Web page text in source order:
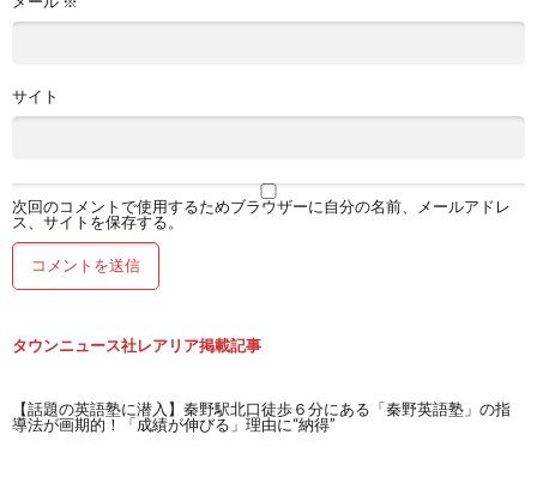
サイト
次回のコメントで使用するためブラウザーに自分の名前、メールアドレ
ス、サイトを保存する。
タウンニュース社レアリア掲載記事
【話題の英語塾に潜入】秦野駅北口徒歩６分にある「秦野英語塾」の指
導法が画期的！「成績が伸びる」理由に“納得”